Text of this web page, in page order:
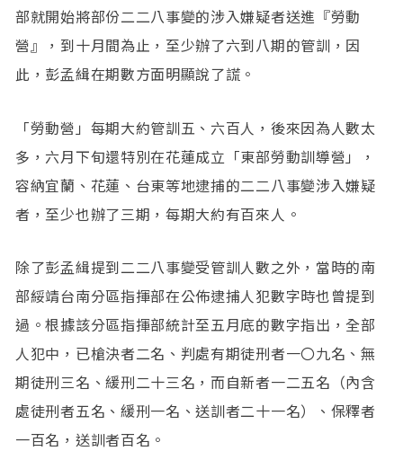
部就開始將部份二二八事變的涉入嫌疑者送進『勞動
營』，到十月間為止，至少辦了六到八期的管訓，因
此，彭孟緝在期數方面明顯說了謊。
「勞動營」每期大約管訓五、六百人，後來因為人數太
多，六月下旬還特別在花蓮成立「東部勞動訓導營」，
容納宜蘭、花蓮、台東等地逮捕的二二八事變涉入嫌疑
者，至少也辦了三期，每期大約有百來人。
除了彭孟緝提到二二八事變受管訓人數之外，當時的南
部綏靖台南分區指揮部在公佈逮捕人犯數字時也曾提到
過。根據該分區指揮部統計至五月底的數字指出，全部
人犯中，已槍決者二名、判處有期徒刑者一〇九名、無
期徒刑三名、緩刑二十三名，而自新者一二五名（內含
處徒刑者五名、緩刑一名、送訓者二十一名）、保釋者
一百名，送訓者百名。